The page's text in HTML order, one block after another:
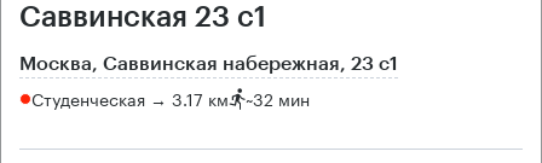
Саввинская 23 с1
Москва, Саввинская набережная, 23 с1
Студенческая → 3.17 км ~32 мин